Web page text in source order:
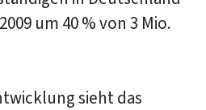
um 40 % von 3 Mio.
sieht das